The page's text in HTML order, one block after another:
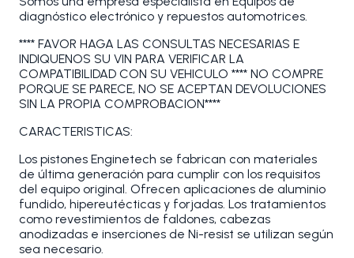
diagnóstico electrónico y repuestos automotrices.
**** FAVOR HAGA LAS CONSULTAS NECESARIAS E
INDIQUENOS SU VIN PARA VERIFICAR LA
COMPATIBILIDAD CON SU VEHICULO **** NO COMPRE
PORQUE SE PARECE, NO SE ACEPTAN DEVOLUCIONES
SIN LA PROPIA COMPROBACION****
CARACTERISTICAS:
Los pistones Enginetech se fabrican con materiales
de última generación para cumplir con los requisitos
del equipo original. Ofrecen aplicaciones de aluminio
fundido, hipereutécticas y forjadas. Los tratamientos
como revestimientos de faldones, cabezas
anodizadas e inserciones de Ni-resist se utilizan según
sea necesario.